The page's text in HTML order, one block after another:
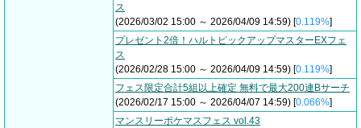
ス
(2026/03/02 15:00 ～ 2026/04/09 14:59) [0.119%]
プレゼント2倍！ハルトピックアップマスターEXフェ
ス
(2026/02/28 15:00 ～ 2026/04/09 14:59) [0.119%]
フェス限定合計5組以上確定 無料で最大200連Bサーチ
(2026/02/17 15:00 ～ 2026/04/07 14:59) [0.066%]
マンスリーポケマスフェス vol.43